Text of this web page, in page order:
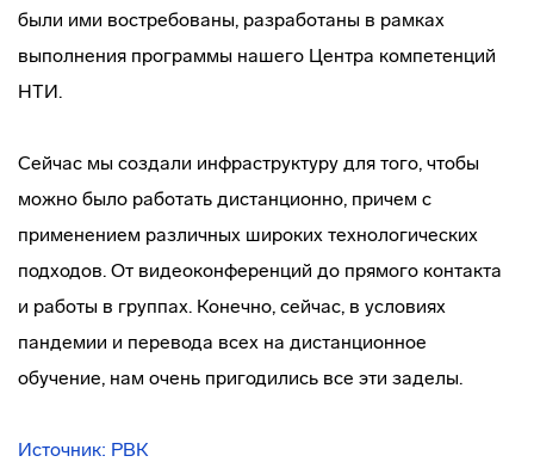
были ими востребованы, разработаны в рамках
выполнения программы нашего Центра компетенций
НТИ.
Сейчас мы создали инфраструктуру для того, чтобы
можно было работать дистанционно, причем с
применением различных широких технологических
подходов. От видеоконференций до прямого контакта
и работы в группах. Конечно, сейчас, в условиях
пандемии и перевода всех на дистанционное
обучение, нам очень пригодились все эти заделы.
Источник: РВК